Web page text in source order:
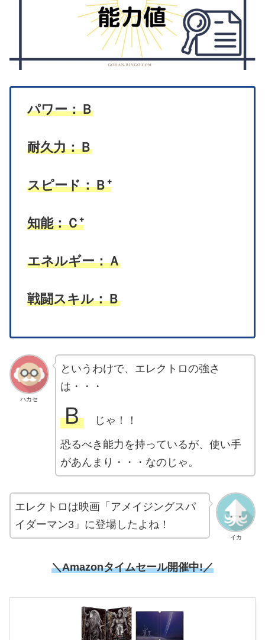
パワー：Ｂ
耐久力：Ｂ
スピード：Ｂ⁺
知能：Ｃ⁺
エネルギー：Ａ
戦闘スキル：Ｂ
ハカセ
というわけで、エレクトロの強さ
は・・・
Ｂじゃ！！
恐るべき能力を持っているが、使い手
があんまり・・・なのじゃ。
イカ
エレクトロは映画「アメイジングスパ
イダーマン3」に登場したよね！
＼Amazonタイムセール開催中!／